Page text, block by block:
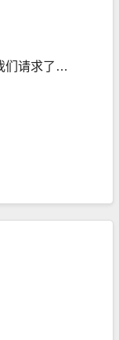
们请求了…